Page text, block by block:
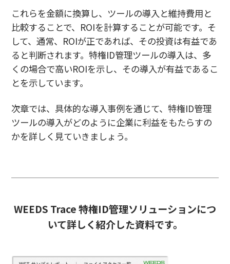
これらを金額に換算し、ツールの導入と維持費用と
比較することで、ROIを計算することが可能です。そ
して、通常、ROIが正であれば、その投資は有益であ
ると判断されます。特権ID管理ツールの導入は、多
くの場合で高いROIを示し、その導入が有益であるこ
とを示しています。
次章では、具体的な導入事例を通じて、特権ID管理
ツールの導入がどのように企業に利益をもたらすの
かを詳しく見ていきましょう。
WEEDS Trace 特権ID管理ソリューションにつ
いて詳しく紹介した資料です。